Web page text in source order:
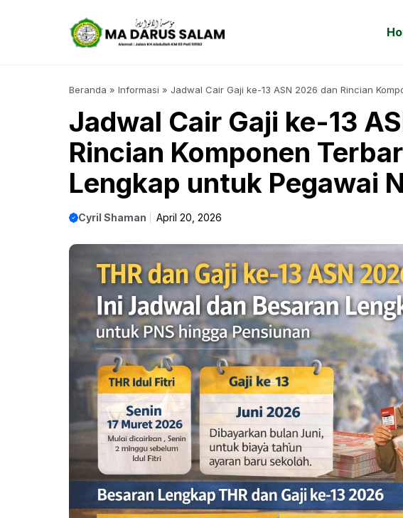
Beranda » Informasi » Jadwal Cair Gaji ke-13 ASN 2026 dan Rincian
Jadwal Cair Gaji ke-13
Rincian Komponen
Lengkap untuk Pegawai
Cyril Shaman April 20, 2026